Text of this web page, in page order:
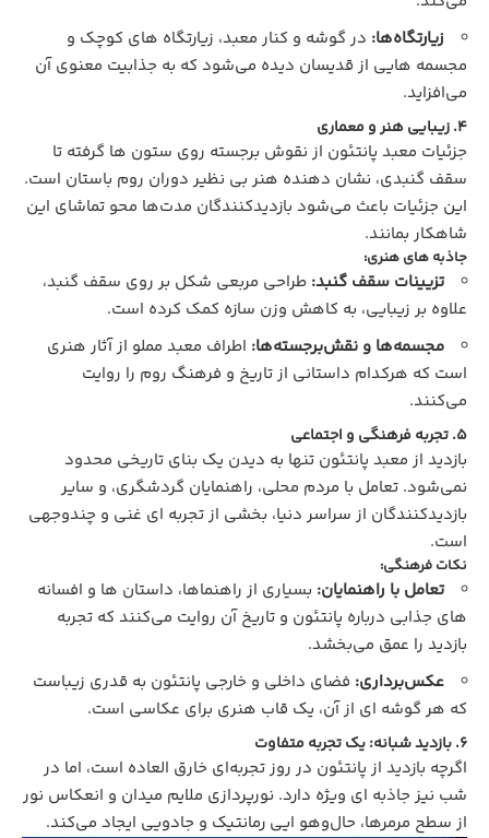
زیارتگاه‌ها: در گوشه‌ و کنار معبد، زیارتگاه‌ های کوچک و
مجسمه‌ هایی از قدیسان دیده می‌شود که به جذابیت معنوی آن
می‌افزاید.
4. زیبایی هنر و معماری
جزئیات معبد پانتئون از نقوش برجسته روی ستون‌ ها گرفته تا
سقف گنبدی، نشان‌ دهنده هنر بی‌ نظیر دوران روم باستان است.
این جزئیات باعث می‌شود بازدیدکنندگان مدت‌ها محو تماشای این
شاهکار بمانند.
جاذبه‌ های هنری:
تزیینات سقف گنبد: طراحی مربعی شکل بر روی سقف گنبد،
علاوه بر زیبایی، به کاهش وزن سازه کمک کرده است.
مجسمه‌ها و نقش‌برجسته‌ها: اطراف معبد مملو از آثار هنری
است که هرکدام داستانی از تاریخ و فرهنگ روم را روایت
می‌کنند.
5. تجربه فرهنگی و اجتماعی
بازدید از معبد پانتئون تنها به دیدن یک بنای تاریخی محدود
نمی‌شود. تعامل با مردم محلی، راهنمایان گردشگری، و سایر
بازدیدکنندگان از سراسر دنیا، بخشی از تجربه‌ ای غنی و چندوجهی
است.
نکات فرهنگی:
تعامل با راهنمایان: بسیاری از راهنماها، داستان‌ ها و افسانه‌
های جذابی درباره پانتئون و تاریخ آن روایت می‌کنند که تجربه
بازدید را عمق می‌بخشد.
عکس‌برداری: فضای داخلی و خارجی پانتئون به قدری زیباست
که هر گوشه‌ ای از آن، یک قاب هنری برای عکاسی است.
6. بازدید شبانه: یک تجربه متفاوت
اگرچه بازدید از پانتئون در روز تجربه‌ای خارق‌ العاده است، اما در
شب نیز جاذبه‌ ای ویژه دارد. نورپردازی ملایم میدان و انعکاس نور
از سطح مرمرها، حال‌وهو ایی رمانتیک و جادویی ایجاد می‌کند.